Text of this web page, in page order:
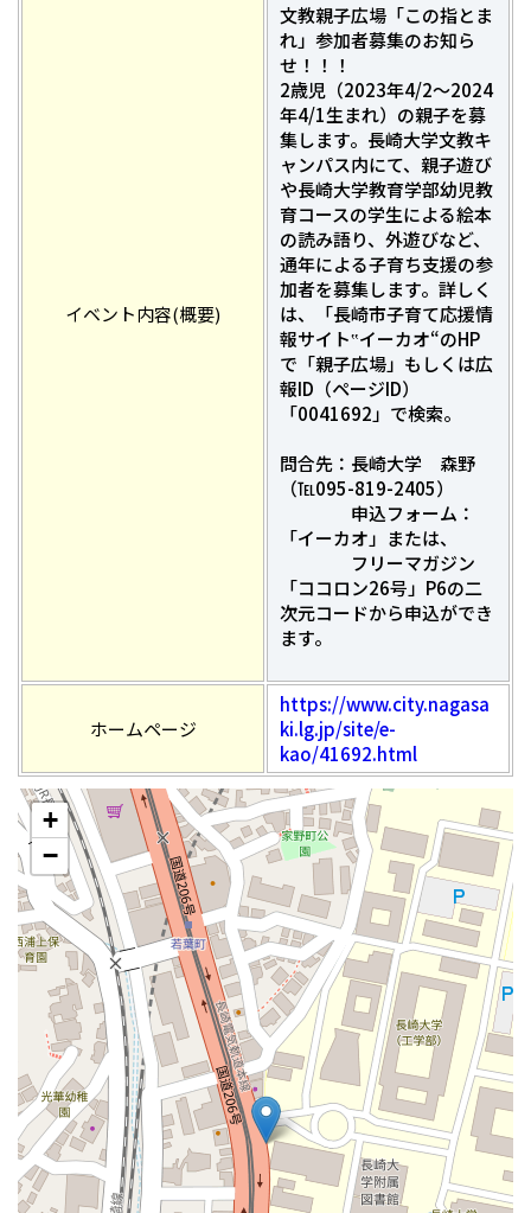
イベント内容(概要)
文教親子広場「この指とま
れ」参加者募集のお知ら
せ！！！
2歳児（2023年4/2〜2024
年4/1生まれ）の親子を募
集します。長崎大学文教キ
ャンパス内にて、親子遊び
や長崎大学教育学部幼児教
育コースの学生による絵本
の読み語り、外遊びなど、
通年による子育ち支援の参
加者を募集します。詳しく
は、「長崎市子育て応援情
報サイト‟イーカオ“のHP
で「親子広場」もしくは広
報ID（ページID）
「0041692」で検索。
問合先：長崎大学 森野
（℡095-819-2405）
申込フォーム：
「イーカオ」または、
フリーマガジン
「ココロン26号」P6の二
次元コードから申込ができ
ます。
ホームページ
https://www.city.nagasa
ki.lg.jp/site/e-
kao/41692.html
+
−